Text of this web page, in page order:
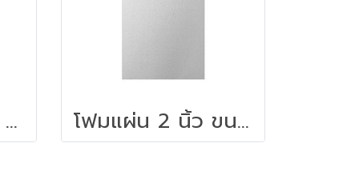
โฟมแผ่น 3/4 นิ้ว ขนาด 60 x 120 ซม.สีขาว โฟมแผ่น 2 นิ้ว ขนาด 60 x 120 ซม.สีขาว